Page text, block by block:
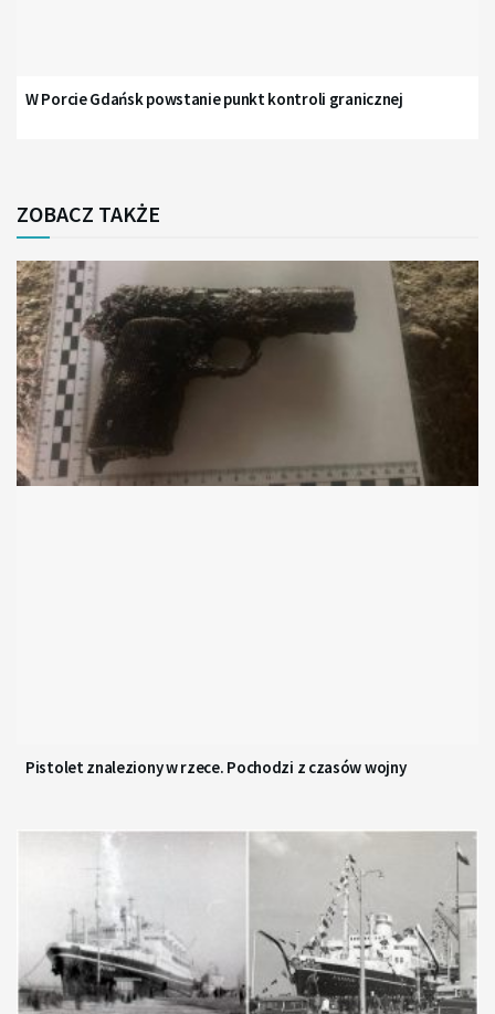
W Porcie Gdańsk powstanie punkt kontroli granicznej
ZOBACZ TAKŻE
Pistolet znaleziony w rzece. Pochodzi z czasów wojny